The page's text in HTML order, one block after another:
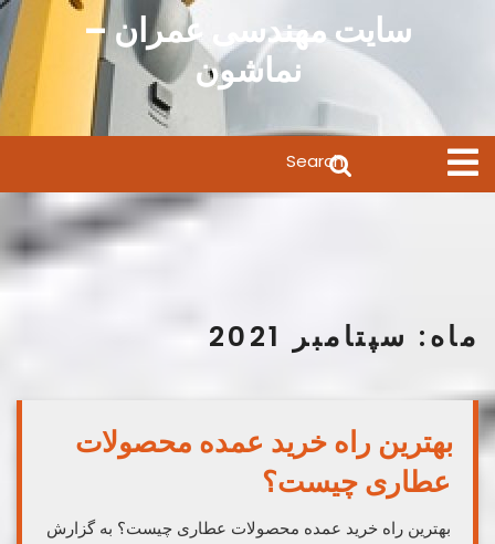
سایت مهندسی عمران –
نماشون
Open
Menu
for:
ماه: سپتامبر 2021
بهترین راه خرید عمده محصولات
عطاری چیست؟
بهترین راه خرید عمده محصولات عطاری چیست؟ به گزارش